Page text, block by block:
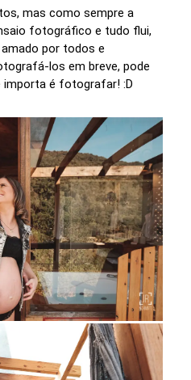
mas como sempre a
fotográfico e tudo flui,
por todos e
los em breve, pode
importa é fotografar! :D